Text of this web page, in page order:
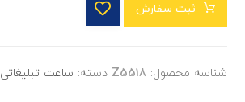
ثبت سفارش
شناسه محصول: Z5518 دسته: ساعت تبلیغاتی